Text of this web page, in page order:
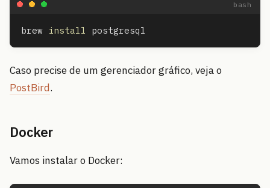
brew install
Caso precise de um gerenciador gráfico, veja o
PostBird.
Docker
Vamos instalar o Docker: